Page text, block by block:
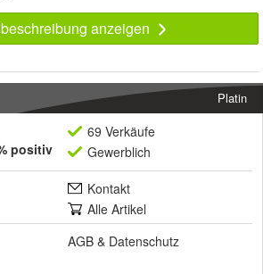
anzeigen
Platin
positiv
69 Verkäufe
Gewerblich
Kontakt
Alle Artikel
AGB & Datenschutz